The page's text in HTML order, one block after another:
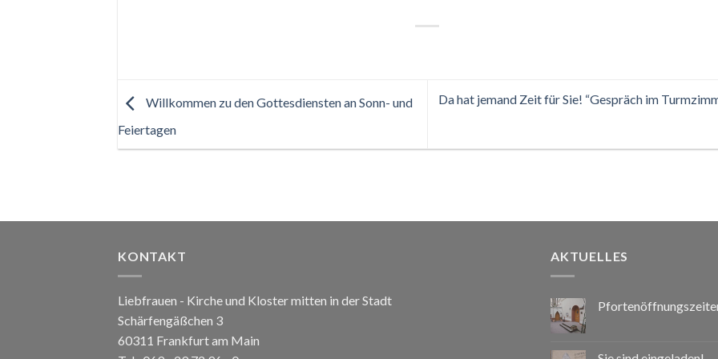
Willkommen zu den Gottesdiensten an Sonn- und
Feiertagen
Da hat jemand Zeit für Sie! “Gespräch im
KONTAKT
Liebfrauen - Kirche und Kloster mitten in der Stadt
Schärfengäßchen 3
60311 Frankfurt am Main
AKTUELLES